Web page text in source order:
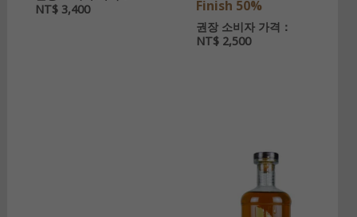
NT$3,400
Finish 50%
권장 소비자 가격：
NT$2,500